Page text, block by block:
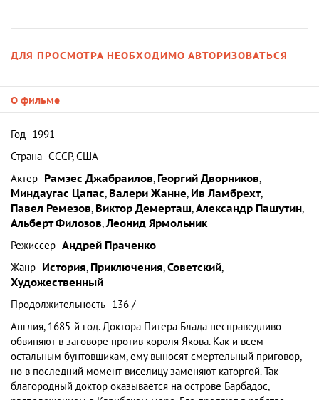
ДЛЯ ПРОСМОТРА НЕОБХОДИМО АВТОРИЗОВАТЬСЯ
О фильме
Год 1991
Страна СССР, США
Актер Рамзес Джабраилов, Георгий Дворников,
Миндаугас Цапас, Валери Жанне, Ив Ламбрехт,
Павел Ремезов, Виктор Демерташ,Александр Пашутин,
Альберт Филозов,Леонид Ярмольник
Режиссер Андрей Праченко
Жанр История, Приключения,Советский,
Художественный
Продолжительность 136 /
Англия, 1685-й год. Доктора Питера Блада несправедливо
обвиняют в заговоре против короля Якова. Как и всем
остальным бунтовщикам, ему выносят смертельный приговор,
но в последний момент виселицу заменяют каторгой. Так
благородный доктор оказывается на острове Барбадос,